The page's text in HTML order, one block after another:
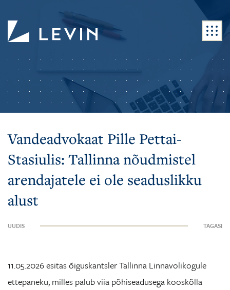
Vandeadvokaat Pille Pettai-
Stasiulis: Tallinna nõudmistel
arendajatele ei ole seaduslikku
alust
UUDIS TAGASI
11.05.2026 esitas õiguskantsler Tallinna Linnavolikogule
ettepaneku, milles palub viia põhiseadusega kooskõlla